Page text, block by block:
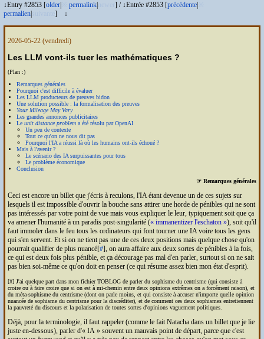
↓Entry #2853 [older permalink ] / ↓Entrée #2853 [précédente
permalien
] ↓
2026-05-22(vendredi)
Les LLM vont-ils tuer les mathématiques ?
(Plan :)
Remarques générales
Pourquoi c'est difficile à évaluer
Les LLMproducteurs de preuves bidon
Une solution possible : la formalisation des preuves
Your Mileage May Vary
Les grandes annonces publicitaires
Le unit distance problema été résolu par OpenAI
Un peu de contexte
Tout ce qu'on ne nous dit pas
Pourquoi l'IAa réussi là où les humains ont-ils échoué ?
Mais à l'avenir ?
Le scénario des IAsurpuissantes pour tous
Le problème économique
Conclusion
☞ Remarques générales
Ceci est encore un billet que j'écris à reculons, l'IAétant devenue un de ces sujets sur
lesquels il est impossible d'ouvrir la bouche sans attirer une horde de pénibles qui ne sont
pas intéressés par votre point de vue mais vous expliquer le leur, typiquement soit que ça
va amener l'humanité à un paradis post-singularité (
immanentizer l'eschaton
), soit qu'il
faut immoler dans le feu tous les ordinateurs qui font tourner une IAvoire tous les gens
qui s'en servent. Et si on ne tient pas une de ces deux positions mais quelque chose qu'on
pourrait qualifier de plus nuancé[#], on aura affaire aux deux sortes de pénibles à la fois,
ce qui est deux fois plus pénible, et ça décourage pas mal d'en parler, surtout si on ne sait
pas bien soi-même ce qu'on doit en penser (ce qui résume assez bien mon état d'esprit).
[#] J'ai quelque part dans mon fichier TOBLOG de parler du sophisme du centrisme (qui consiste à
croire ou à faire croire que si on est à mi-chemin entre deux opinions extrêmes on a forcément raison), et
du méta-sophisme du centrisme (dont on parle moins, et qui consiste à accuser n'importe quelle opinion
nuancée de sophisme du centrisme pour la discréditer), et de comment ces deux sophismes entretiennent
la pauvreté du discours et la polarisation de toutes sortes d'opinions vaguement politiques.
Déjà, pour la terminologie, il faut rappeler (comme le fait Natacha dans un billet que je lie
juste en-dessous), parler d'
IA
souvent un mauvais point de départ, parce que c'est